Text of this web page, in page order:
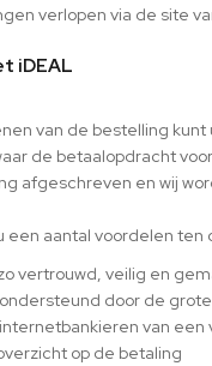
verlopen via de site
iDEAL
van de bestelling
de betaalopdracht
afgeschreven en wij
een aantal voordelen
vertrouwd, veilig en
door de
van een
op de betaling